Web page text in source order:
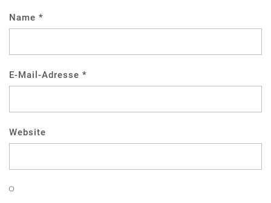
Name *
E-Mail-Adresse *
Website